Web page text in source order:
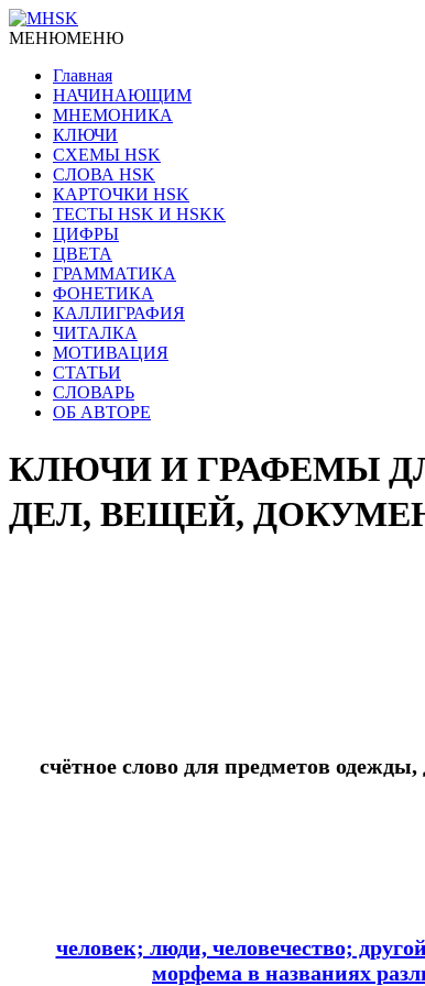
МЕНЮМЕНЮ
Главная
НАЧИНАЮЩИМ
МНЕМОНИКА
КЛЮЧИ
СХЕМЫ HSK
СЛОВА HSK
КАРТОЧКИ HSK
ТЕСТЫ HSK И HSKK
ЦИФРЫ
ЦВЕТА
ГРАММАТИКА
ФОНЕТИКА
КАЛЛИГРАФИЯ
ЧИТАЛКА
МОТИВАЦИЯ
СТАТЬИ
СЛОВАРЬ
ОБ АВТОРЕ
КЛЮЧИ И ГРАФЕМЫ
ДЕЛ, ВЕЩЕЙ,
счётное слово для предметов
человек; люди, человечество;
морфема в названиях